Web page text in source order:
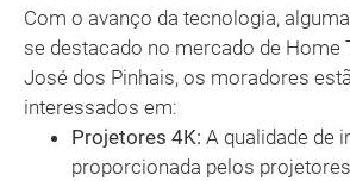
Com o avanço da tecnologia,
se destacado no mercado de Home
José dos Pinhais, os moradores
interessados em:
Projetores 4K: A qualidade de
proporcionada pelos